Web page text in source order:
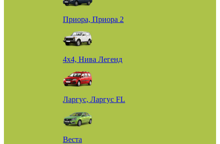
Приора, Приора 2
4х4, Нива Легенд
Ларгус, Ларгус FL
Веста